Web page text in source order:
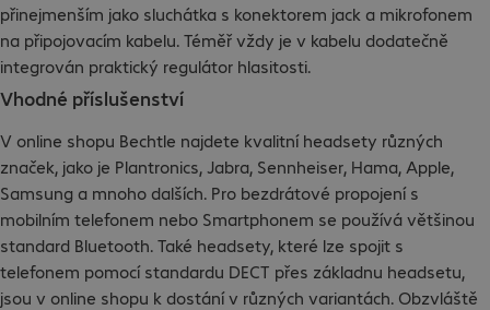
přinejmenším jako sluchátka s konektorem jack a mikrofonem
na připojovacím kabelu. Téměř vždy je v kabelu dodatečně
integrován praktický regulátor hlasitosti.
Vhodné příslušenství
V online shopu Bechtle najdete kvalitní headsety různých
značek, jako je Plantronics, Jabra, Sennheiser, Hama, Apple,
Samsung a mnoho dalších. Pro bezdrátové propojení s
mobilním telefonem nebo Smartphonem se používá většinou
standard Bluetooth. Také headsety, které lze spojit s
telefonem pomocí standardu DECT přes základnu headsetu,
jsou v online shopu k dostání v různých variantách. Obzvláště